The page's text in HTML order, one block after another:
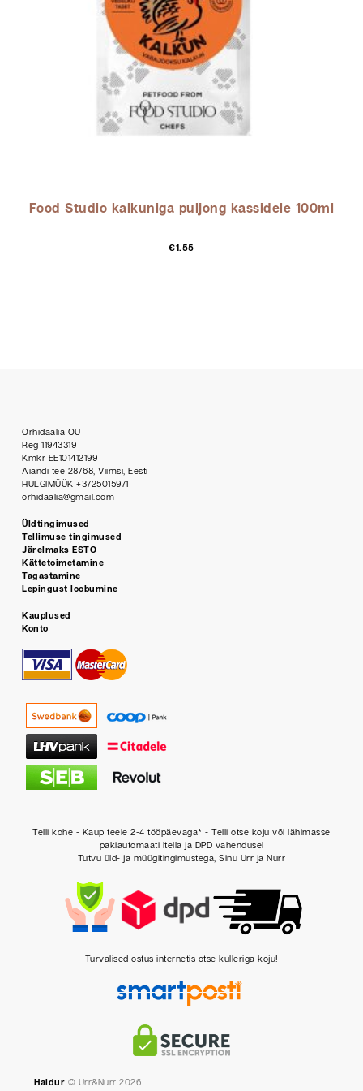
Food Studio kalkuniga puljong kassidele 100ml
€1.55
Orhidaalia OU
Reg 11943319
Kmkr EE101412199
Aiandi tee 28/68, Viimsi, Eesti
HULGIMÜÜK +3725015971
orhidaalia@gmail.com
Üldtingimused
Tellimuse tingimused
Järelmaks ESTO
Kättetoimetamine
Tagastamine
Lepingust loobumine
Kauplused
Konto
Telli kohe - Kaup teele 2-4 tööpäevaga* - Telli otse koju või lähimasse
pakiautomaati Itella ja DPD vahendusel
Tutvu üld- ja müügitingimustega, Sinu Urr ja Nurr
Turvalised ostus internetis otse kulleriga koju!
Haldur © Urr&Nurr 2026